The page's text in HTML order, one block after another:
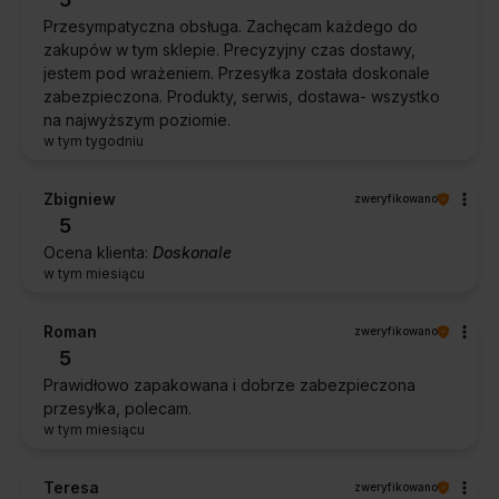
Przesympatyczna obsługa. Zachęcam każdego do
zakupów w tym sklepie. Precyzyjny czas dostawy,
jestem pod wrażeniem. Przesyłka została doskonale
zabezpieczona. Produkty, serwis, dostawa- wszystko
na najwyższym poziomie.
w tym tygodniu
Zbigniew zweryfikowano
5
Ocena klienta: Doskonale
w tym miesiącu
Roman zweryfikowano
5
Prawidłowo zapakowana i dobrze zabezpieczona
przesyłka, polecam.
w tym miesiącu
Teresa zweryfikowano